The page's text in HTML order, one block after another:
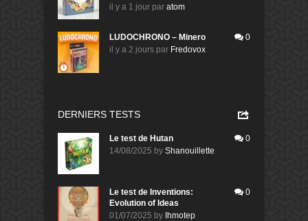
il y a 1 jour par atom
LUDOCHRONO – Minero
il y a 2 jours par Fredovox
0
DERNIERS TESTS
Le test de Hutan
14/08/2025 by Shanouillette
0
Le test de Inventions:
Evolution of Ideas
01/07/2025 by Ihmotep
0